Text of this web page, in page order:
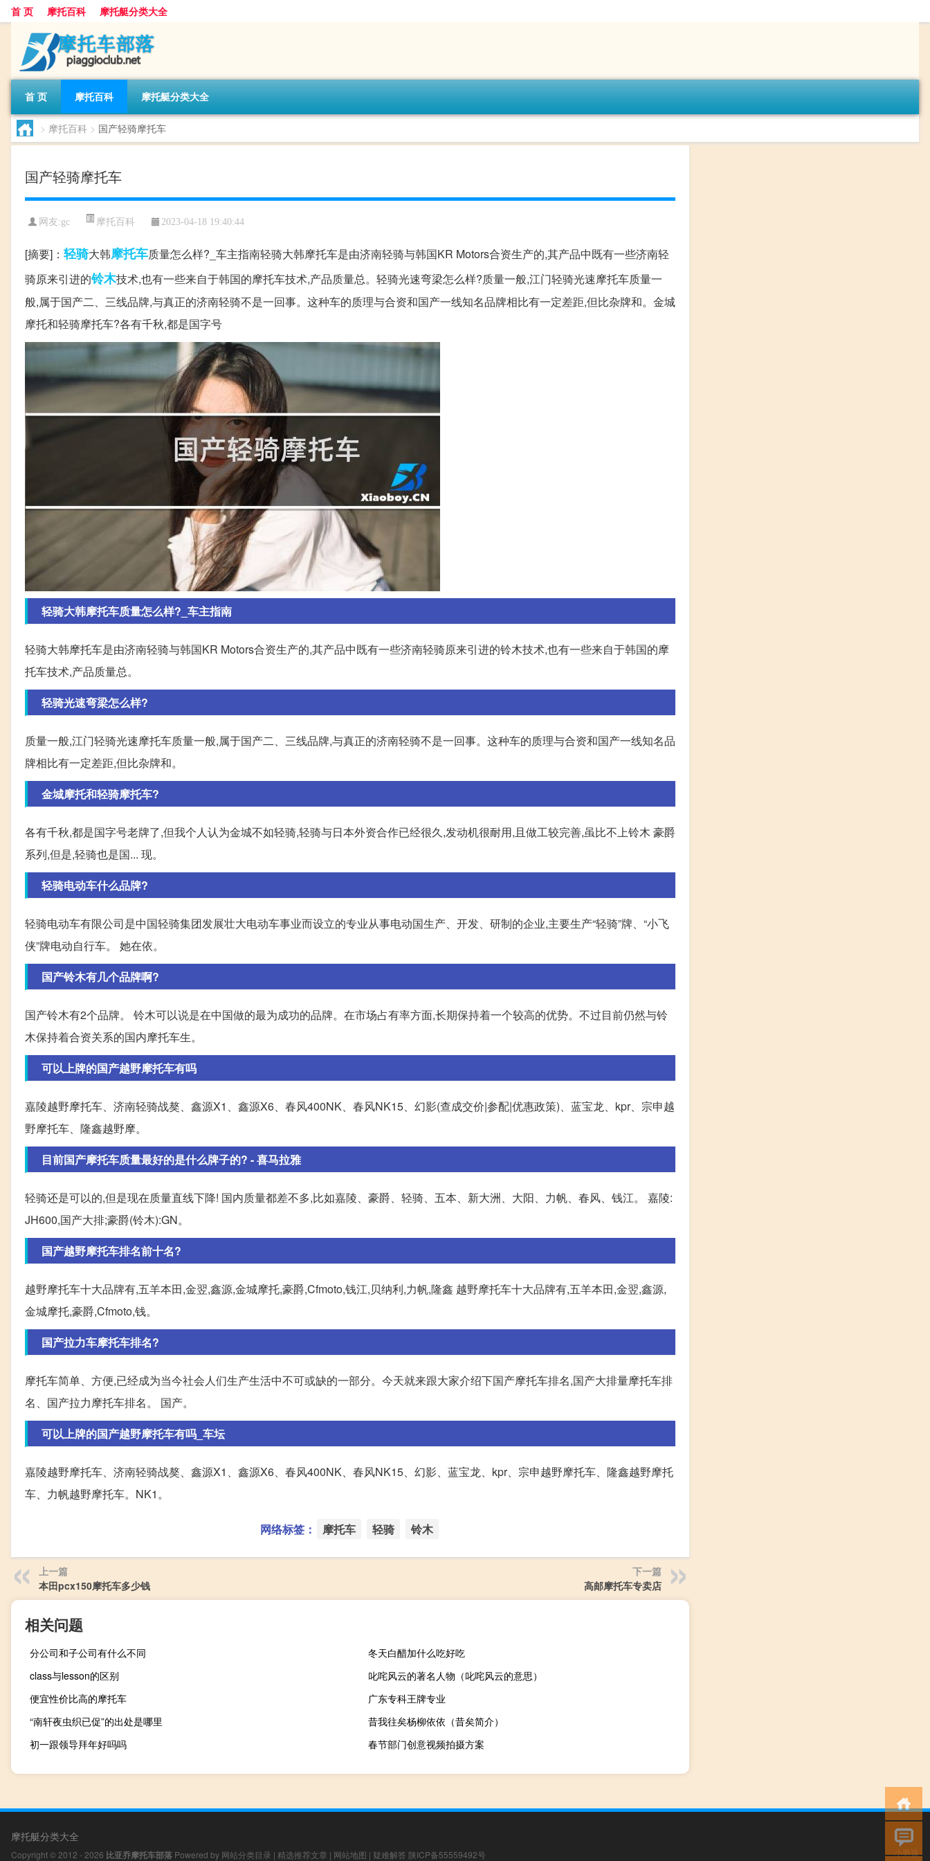
首 页 摩托百科 摩托艇分类大全
首 页 摩托百科 摩托艇分类大全
> 摩托百科 > 国产轻骑摩托车
国产轻骑摩托车
网友:gc 摩托百科 2023-04-18 19:40:44
[摘要]： 轻骑大韩摩托车质量怎么样?_车主指南轻骑大韩摩托车是由济南轻骑与韩国KR Motors合资生产的,其产品中既有一些济南轻
骑原来引进的铃木技术,也有一些来自于韩国的摩托车技术,产品质量总。轻骑光速弯梁怎么样?质量一般,江门轻骑光速摩托车质量一
般,属于国产二、三线品牌,与真正的济南轻骑不是一回事。这种车的质理与合资和国产一线知名品牌相比有一定差距,但比杂牌和。金城
摩托和轻骑摩托车?各有千秋,都是国字号
轻骑大韩摩托车质量怎么样?_车主指南
轻骑大韩摩托车是由济南轻骑与韩国KR Motors合资生产的,其产品中既有一些济南轻骑原来引进的铃木技术,也有一些来自于韩国的摩
托车技术,产品质量总。
轻骑光速弯梁怎么样?
质量一般,江门轻骑光速摩托车质量一般,属于国产二、三线品牌,与真正的济南轻骑不是一回事。这种车的质理与合资和国产一线知名品
牌相比有一定差距,但比杂牌和。
金城摩托和轻骑摩托车?
各有千秋,都是国字号老牌了,但我个人认为金城不如轻骑,轻骑与日本外资合作已经很久,发动机很耐用,且做工较完善,虽比不上铃木 豪爵
系列,但是,轻骑也是国... 现。
轻骑电动车什么品牌?
轻骑电动车有限公司是中国轻骑集团发展壮大电动车事业而设立的专业从事电动国生产、开发、研制的企业,主要生产“轻骑”牌、“小飞
侠”牌电动自行车。 她在依。
国产铃木有几个品牌啊?
国产铃木有2个品牌。 铃木可以说是在中国做的最为成功的品牌。在市场占有率方面,长期保持着一个较高的优势。不过目前仍然与铃
木保持着合资关系的国内摩托车生。
可以上牌的国产越野摩托车有吗
嘉陵越野摩托车、济南轻骑战獒、鑫源X1、鑫源X6、春风400NK、春风NK15、幻影(查成交价|参配|优惠政策)、蓝宝龙、kpr、宗申越
野摩托车、隆鑫越野摩。
目前国产摩托车质量最好的是什么牌子的? - 喜马拉雅
轻骑还是可以的,但是现在质量直线下降! 国内质量都差不多,比如嘉陵、豪爵、轻骑、五本、新大洲、大阳、力帆、春风、钱江。 嘉陵:
JH600,国产大排;豪爵(铃木):GN。
国产越野摩托车排名前十名?
越野摩托车十大品牌有,五羊本田,金翌,鑫源,金城摩托,豪爵,Cfmoto,钱江,贝纳利,力帆,隆鑫 越野摩托车十大品牌有,五羊本田,金翌,鑫源,
金城摩托,豪爵,Cfmoto,钱。
国产拉力车摩托车排名?
摩托车简单、方便,已经成为当今社会人们生产生活中不可或缺的一部分。今天就来跟大家介绍下国产摩托车排名,国产大排量摩托车排
名、国产拉力摩托车排名。 国产。
可以上牌的国产越野摩托车有吗_车坛
嘉陵越野摩托车、济南轻骑战獒、鑫源X1、鑫源X6、春风400NK、春风NK15、幻影、蓝宝龙、kpr、宗申越野摩托车、隆鑫越野摩托
车、力帆越野摩托车。NK1。
网络标签： 摩托车 轻骑 铃木
上一篇
本田pcx150摩托车多少钱
下一篇
高邮摩托车专卖店
相关问题
分公司和子公司有什么不同
冬天白醋加什么吃好吃
class与lesson的区别
叱咤风云的著名人物（叱咤风云的意思）
便宜性价比高的摩托车
广东专科王牌专业
“南轩夜虫织已促”的出处是哪里
昔我往矣杨柳依依（昔矣简介）
初一跟领导拜年好吗吗
春节部门创意视频拍摄方案
摩托艇分类大全
Copyright © 2012 - 2026 比亚乔摩托车部落 Powered by 网站分类目录 | 精选推荐文章 | 网站地图 | 疑难解答 陕ICP备55559492号 小男孩